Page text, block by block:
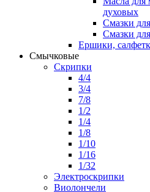
духовых
Смазки
Смазки
Ершики,
Смычковые
Скрипки
4/4
3/4
7/8
1/2
1/4
1/8
1/10
1/16
1/32
Электроскрипки
Виолончели